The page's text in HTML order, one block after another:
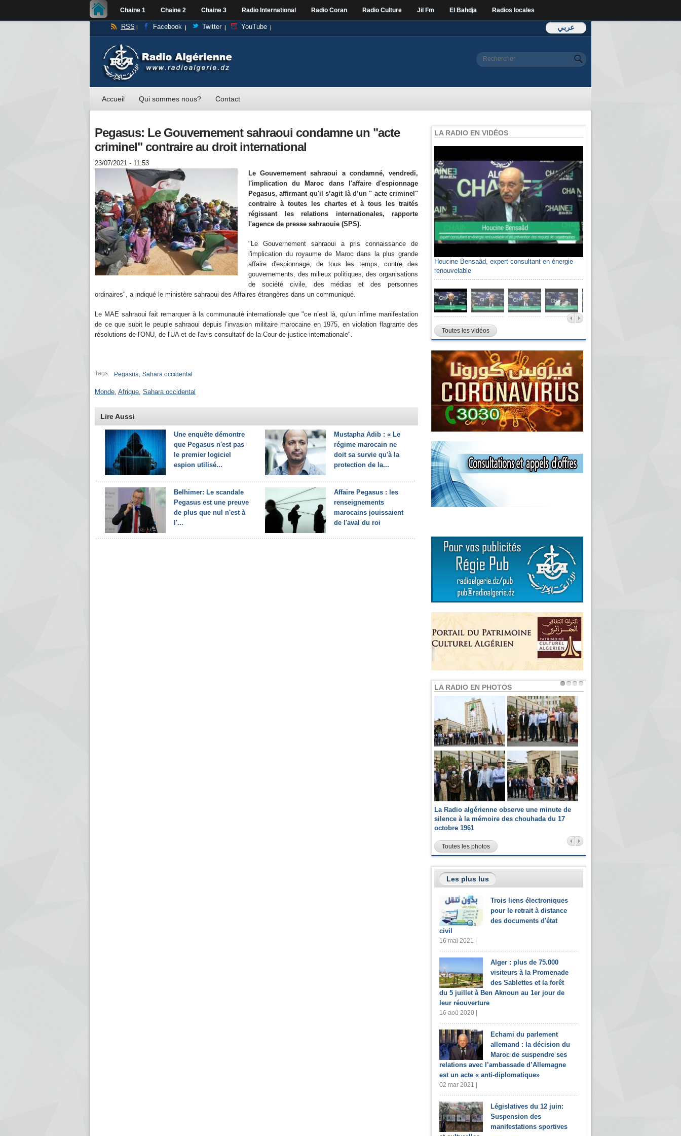
Chaine 1 Chaine 2 Chaine 3 Radio International Radio Coran Radio Culture Jil Fm El Bahdja Radios locales
عربي RSS Facebook Twitter YouTube
Formulaire de
Rechercher
Accueil Qui sommes nous? Contact
Pegasus: Le Gouvernement sahraoui condamne un "acte
criminel" contraire au droit international
23/07/2021 - 11:53
Le Gouvernement sahraoui a condamné, vendredi,
l'implication du Maroc dans l'affaire d'espionnage
Pegasus, affirmant qu'il s’agit là d’un " acte criminel"
contraire à toutes les chartes et à tous les traités
régissant les relations internationales, rapporte
l'agence de presse sahraouie (SPS).
"Le Gouvernement sahraoui a pris connaissance de
l'implication du royaume de Maroc dans la plus grande
affaire d'espionnage, de tous les temps, contre des
gouvernements, des milieux politiques, des organisations
de société civile, des médias et des personnes
ordinaires", a indiqué le ministère sahraoui des Affaires étrangères dans un communiqué.
Le MAE sahraoui fait remarquer à la communauté internationale que "ce n’est là, qu’un infime manifestation
de ce que subit le peuple sahraoui depuis l’invasion militaire marocaine en 1975, en violation flagrante des
résolutions de l'ONU, de l'UA et de l'avis consultatif de la Cour de justice internationale".
Tags: Pegasus, Sahara occidental
Monde, Afrique, Sahara occidental
Lire Aussi
Une enquête démontre
que Pegasus n'est pas
le premier logiciel
espion utilisé...
Mustapha Adib : « Le
régime marocain ne
doit sa survie qu'à la
protection de la...
Belhimer: Le scandale
Pegasus est une preuve
de plus que nul n'est à
l'...
Affaire Pegasus : les
renseignements
marocains jouissaient
de l'aval du roi
LA RADIO EN VIDÉOS
Houcine Bensaâd, expert consultant en énergie
renouvelable
Toutes les vidéos
LA RADIO EN PHOTOS
La Radio algérienne observe une minute de
silence à la mémoire des chouhada du 17
octobre 1961
Toutes les photos
Les plus lus
Trois liens électroniques
pour le retrait à distance
des documents d'état
civil
16 mai 2021 |
Alger : plus de 75.000
visiteurs à la Promenade
des Sablettes et la forêt
du 5 juillet à Ben Aknoun au 1er jour de
leur réouverture
16 aoû 2020 |
Echami du parlement
allemand : la décision du
Maroc de suspendre ses
relations avec l’ambassade d’Allemagne
est un acte « anti-diplomatique»
02 mar 2021 |
Législatives du 12 juin:
Suspension des
manifestations sportives